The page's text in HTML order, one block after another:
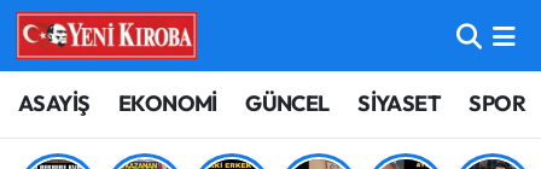
ASAYİŞ EKONOMİ GÜNCEL SİYASET SPOR
ASAYİŞ
BİLİM-TEKNOLOJİ
Aydın Nöbetçi Eczaneler
Aydın Hava Durumu